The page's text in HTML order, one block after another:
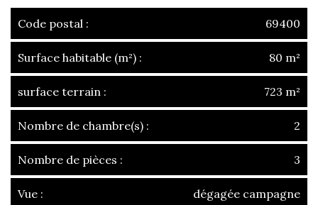
Code postal : 69400
Surface habitable (m²) : 80 m²
surface terrain : 723 m²
Nombre de chambre(s) : 2
Nombre de pièces : 3
Vue : dégagée campagne